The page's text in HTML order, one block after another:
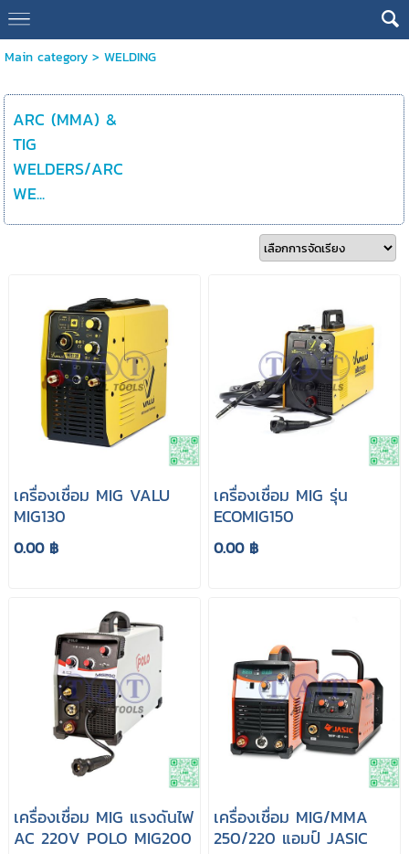
Main category> WELDING
ARC (MMA) &
TIG
WELDERS/ARC
WE...
เครื่องเชื่อม MIG VALU
MIG130
0.00 ฿
เครื่องเชื่อม MIG รุ่น
ECOMIG150
0.00 ฿
เครื่องเชื่อม MIG แรงดันไฟ
AC 220V POLO MIG200
เครื่องเชื่อม MIG/MMA
250/220 แอมป์ JASIC